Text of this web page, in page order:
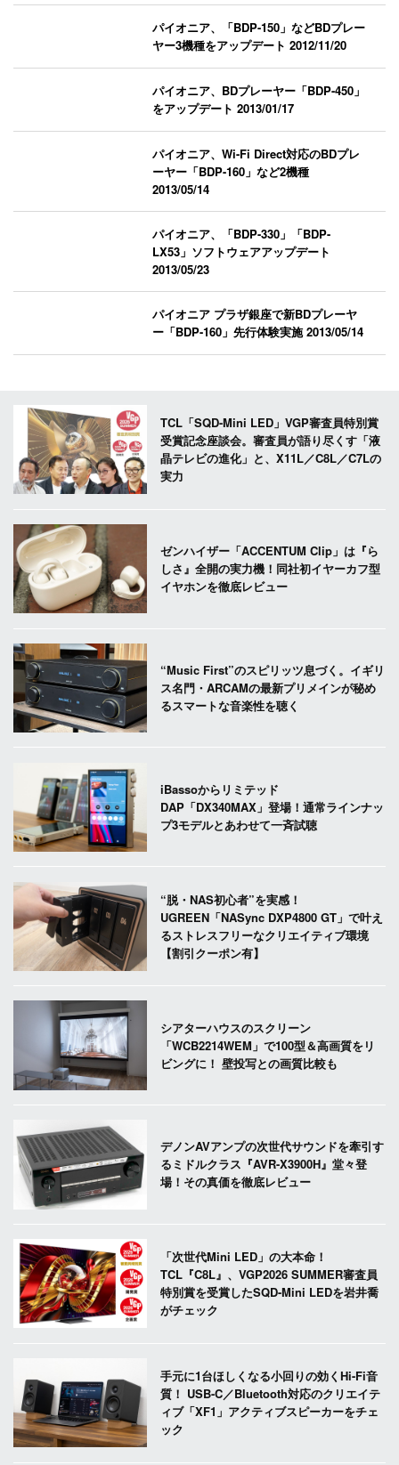
パイオニア、「BDP-150」などBDプレー
ヤー3機種をアップデート2012/11/20
パイオニア、BDプレーヤー「BDP-450」
をアップデート2013/01/17
パイオニア、Wi-Fi Direct対応のBDプレ
ーヤー「BDP-160」など2機種
2013/05/14
パイオニア、「BDP-330」「BDP-
LX53」ソフトウェアアップデート
2013/05/23
パイオニア プラザ銀座で新BDプレーヤ
ー「BDP-160」先行体験実施2013/05/14
TCL「SQD-Mini LED」VGP審査員特別賞
受賞記念座談会。審査員が語り尽くす「液
晶テレビの進化」と、X11L／C8L／C7Lの
実力
ゼンハイザー「ACCENTUM Clip」は『ら
しさ』全開の実力機！同社初イヤーカフ型
イヤホンを徹底レビュー
“Music First”のスピリッツ息づく。イギリ
ス名門・ARCAMの最新プリメインが秘め
るスマートな音楽性を聴く
iBassoからリミテッド
DAP「DX340MAX」登場！通常ラインナッ
プ3モデルとあわせて一斉試聴
“脱・NAS初心者”を実感！
UGREEN「NASync DXP4800 GT」で叶え
るストレスフリーなクリエイティブ環境
【割引クーポン有】
シアターハウスのスクリーン
「WCB2214WEM」で100型＆高画質をリ
ビングに！ 壁投写との画質比較も
デノンAVアンプの次世代サウンドを牽引す
るミドルクラス『AVR-X3900H』堂々登
場！その真価を徹底レビュー
「次世代Mini LED」の大本命！
TCL『C8L』、VGP2026 SUMMER審査員
特別賞を受賞したSQD-Mini LEDを岩井喬
がチェック
手元に1台ほしくなる小回りの効くHi-Fi音
質！ USB-C／Bluetooth対応のクリエイテ
ィブ「XF1」アクティブスピーカーをチェ
ック